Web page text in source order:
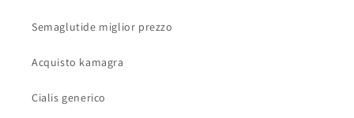
Semaglutide miglior prezzo
Acquisto kamagra
Cialis generico